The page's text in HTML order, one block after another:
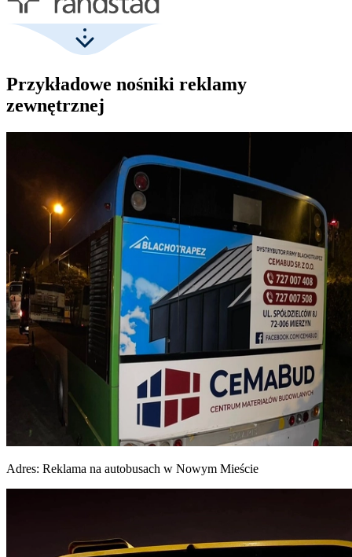
Przykładowe nośniki reklamy
zewnętrznej
Adres: Reklama na autobusach w Nowym Mieście